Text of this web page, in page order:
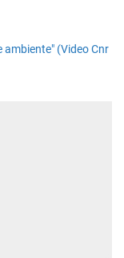
ambiente" (Video Cnr